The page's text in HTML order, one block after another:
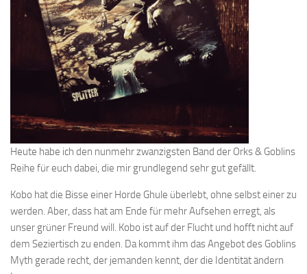
Heute habe ich den nunmehr zwanzigsten Band der Orks & Goblins
Reihe für euch dabei, die mir grundlegend sehr gut gefällt.
Kobo hat die Bisse einer Horde Ghule überlebt, ohne selbst einer zu
werden. Aber, dass hat am Ende für mehr Aufsehen erregt, als
unser grüner Freund will. Kobo ist auf der Flucht und hofft nicht auf
dem Seziertisch zu enden. Da kommt ihm das Angebot des Goblins
Myth gerade recht, der jemanden kennt, der die Identität ändern